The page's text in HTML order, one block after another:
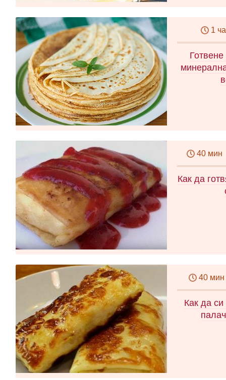
1
40 мин
Как да
40 мин
Как да си